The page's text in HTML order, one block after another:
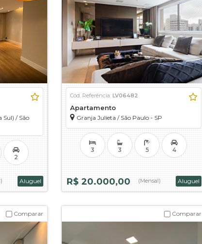
Sul) / São
Aluguel
2
Apartamento
Granja Julieta / São Paulo - SP
Cód. Referência: LV06482
Aluguel
R$ 20.000,00 (Mensal)
3 3 5 4
Comparar Comparar